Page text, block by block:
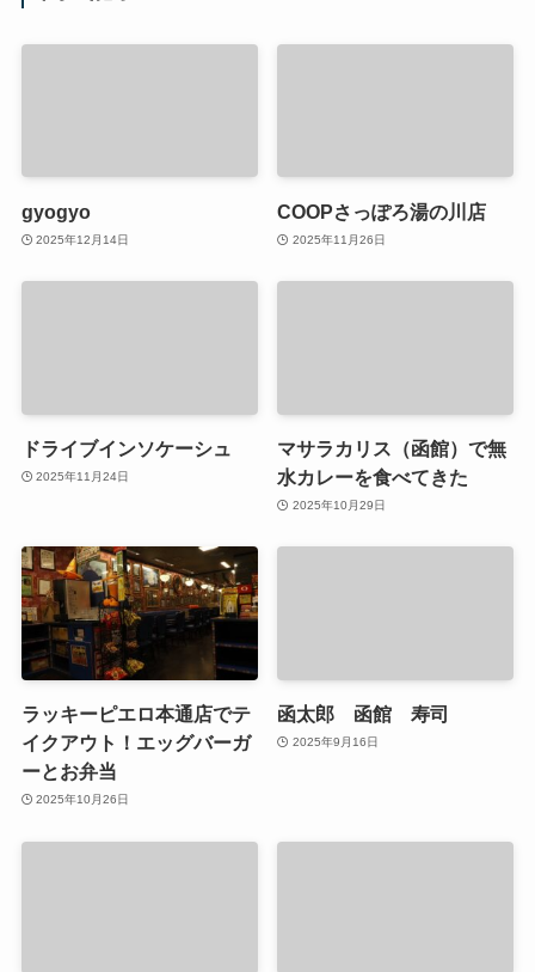
gyogyo
2025年12月14日
COOPさっぽろ湯の川店
2025年11月26日
ドライブインソケーシュ
2025年11月24日
マサラカリス（函館）で無
水カレーを食べてきた
2025年10月29日
ラッキーピエロ本通店でテ
イクアウト！エッグバーガ
ーとお弁当
2025年10月26日
函太郎 函館 寿司
2025年9月16日